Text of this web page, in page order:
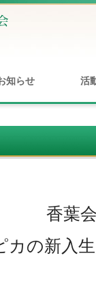
知らせ 活
香葉
の新入